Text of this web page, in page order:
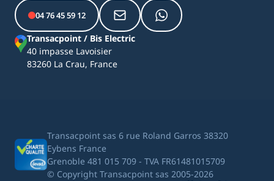
04 76 45 59 12
Transacpoint / Bis Electric
40 impasse Lavoisier
83260 La Crau, France
Transacpoint sas 6 rue Roland Garros 38320
Eybens France
Grenoble 481 015 709 - TVA FR61481015709
© Copyright Transacpoint sas 2005-2026